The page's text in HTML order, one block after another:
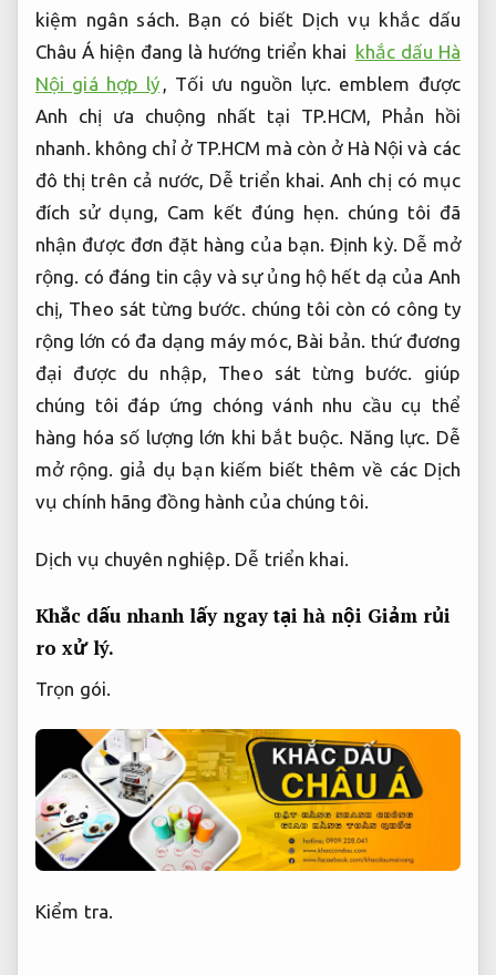
kiệm ngân sách. Bạn có biết Dịch vụ khắc dấu
Châu Á hiện đang là hướng triển khai khắc dấu Hà
Nội giá hợp lý , Tối ưu nguồn lực. emblem được
Anh chị ưa chuộng nhất tại TP.HCM, Phản hồi
nhanh. không chỉ ở TP.HCM mà còn ở Hà Nội và các
đô thị trên cả nước, Dễ triển khai. Anh chị có mục
đích sử dụng, Cam kết đúng hẹn. chúng tôi đã
nhận được đơn đặt hàng của bạn.Định kỳ. Dễ mở
rộng. có đáng tin cậy và sự ủng hộ hết dạ của Anh
chị, Theo sát từng bước. chúng tôi còn có công ty
rộng lớn có đa dạng máy móc, Bài bản. thứ đương
đại được du nhập, Theo sát từng bước. giúp
chúng tôi đáp ứng chóng vánh nhu cầu cụ thể
hàng hóa số lượng lớn khi bắt buộc. Năng lực. Dễ
mở rộng. giả dụ bạn kiếm biết thêm về các Dịch
vụ chính hãng đồng hành của chúng tôi.
Dịch vụ chuyên nghiệp. Dễ triển khai.
Khắc dấu nhanh lấy ngay tại hà nội Giảm rủi
ro xử lý.
Trọn gói.
Kiểm tra.